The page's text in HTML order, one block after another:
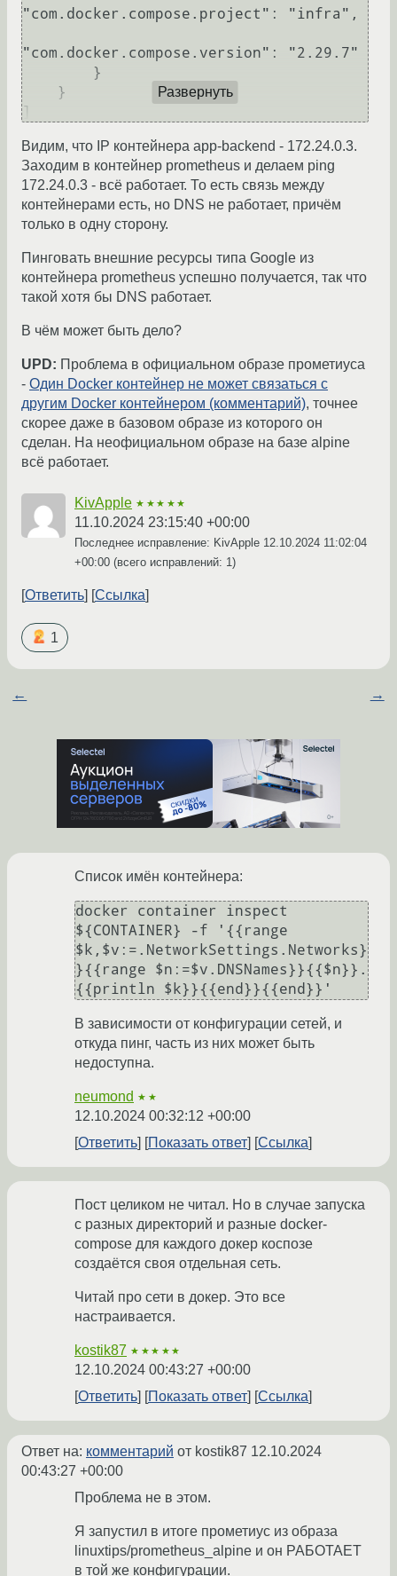
"com.docker.compose.project": "infra",
"com.docker.compose.version": "2.29.7"
Развернуть
Видим, что IP контейнера app-backend - 172.24.0.3.
Заходим в контейнер prometheus и делаем ping
172.24.0.3 - всё работает. То есть связь между
контейнерами есть, но DNS не работает, причём
только в одну сторону.
Пинговать внешние ресурсы типа Google из
контейнера prometheus успешно получается, так что
такой хотя бы DNS работает.
В чём может быть дело?
UPD: Проблема в официальном образе прометиуса
- Один Docker контейнер не может связаться с
другим Docker контейнером (комментарий), точнее
скорее даже в базовом образе из которого он
сделан. На неофициальном образе на базе alpine
всё работает.
KivApple ★★★★★
11.10.2024 23:15:40 +00:00
Последнее исправление: KivApple 12.10.2024 11:02:04
+00:00 (всего исправлений: 1)
Ответить Ссылка
1
← →
Список имён контейнера:
docker container inspect
${CONTAINER} -f '{{range
$k,$v:=.NetworkSettings.Networks}
}{{range $n:=$v.DNSNames}}{{$n}}.
В зависимости от конфигурации сетей, и
откуда пинг, часть из них может быть
недоступна.
neumond ★★
12.10.2024 00:32:12 +00:00
Ответить
Показать ответ Ссылка
Пост целиком не читал. Но в случае запуска
с разных директорий и разные docker-
compose для каждого докер коспозе
создаётся своя отдельная сеть.
Читай про сети в докер. Это все
настраивается.
kostik87 ★★★★★
12.10.2024 00:43:27 +00:00
Ответить
Показать ответ Ссылка
Ответ на: комментарий от kostik87 12.10.2024
00:43:27 +00:00
Проблема не в этом.
Я запустил в итоге прометиус из образа
linuxtips/prometheus_alpine и он РАБОТАЕТ
в той же конфигурации.